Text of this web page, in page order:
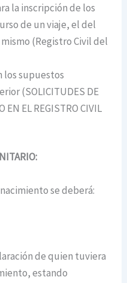
la inscripción de los
de un viaje, el del
(Registro Civil del
los supuestos
(SOLICITUDES DE
EN EL REGISTRO CIVIL
se deberá:
de quien tuviera
estando